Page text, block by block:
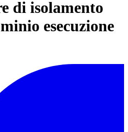
di isolamento
esecuzione